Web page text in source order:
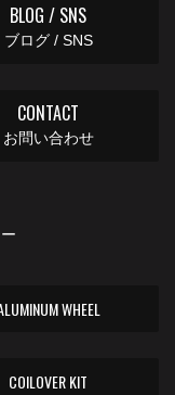
BLOG / SNS
ブログ / SNS
CONTACT
お問い合わせ
WHEEL
COILOVER KIT